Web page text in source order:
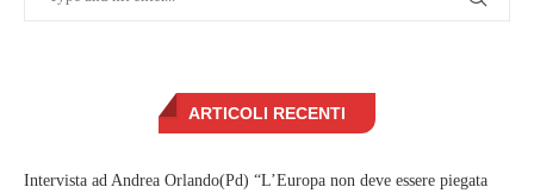
ARTICOLI RECENTI
Intervista ad Andrea Orlando(Pd) “L’Europa non deve essere piegata